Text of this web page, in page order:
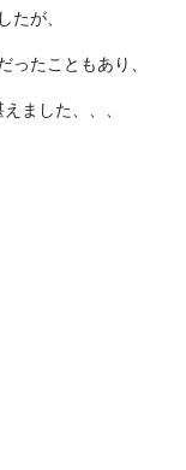
が、
たこともあり、
ました、、、